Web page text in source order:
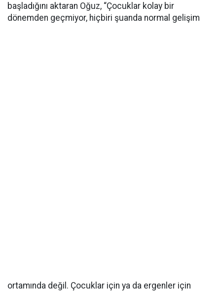
başladığını aktaran Oğuz, “Çocuklar kolay bir
dönemden geçmiyor, hiçbiri şuanda normal gelişim
ortamında değil. Çocuklar için ya da ergenler için